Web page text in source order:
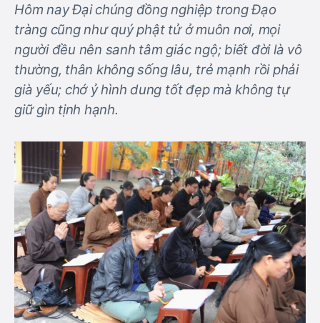
Hôm nay Đại chúng đồng nghiệp trong Đạo
tràng cũng như quý phật tử ở muôn nơi, mọi
người đều nên sanh tâm giác ngộ; biết đời là vô
thường, thân không sống lâu, trẻ mạnh rồi phải
già yếu; chớ ỷ hình dung tốt đẹp mà không tự
giữ gìn tịnh hạnh.